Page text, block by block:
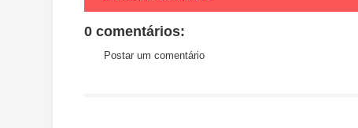
0 comentários:
Postar um comentário